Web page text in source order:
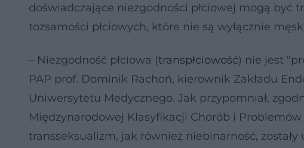
doświadczające niezgodności płciowej mogą być
tożsamości płciowych, które nie są wyłącznie
– Niezgodność płciowa (transpłciowość) nie jest
PAP prof. Dominik Rachoń, kierownik Zakładu
Uniwersytetu Medycznego. Jak przypomniał,
Międzynarodowej Klasyfikacji Chorób i
transseksualizm, jak również niebinarność,